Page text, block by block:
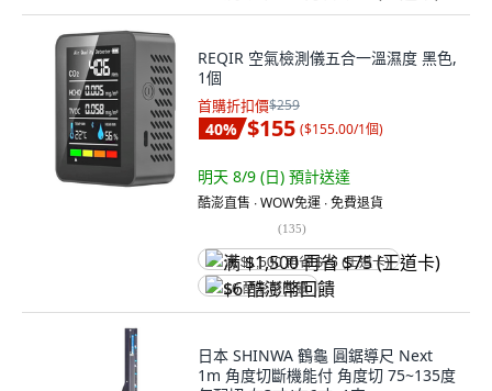
REQIR 空氣檢測儀五合一溫濕度 黑色,
1個
首購折扣價$259
40% $155 ($155.00/1個)
明天 8/9 (日) 預計送達
酷澎直售 ∙ WOW免運 ∙ 免費退貨
(135)
满 $1,500 再省 $75 (王道卡)
$6 酷澎幣回饋
日本 SHINWA 鶴龜 圓鋸導尺 Next
1m 角度切斷機能付 角度切 75~135度